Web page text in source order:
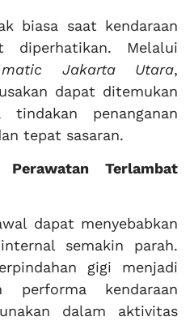
biasa saat kendaraan
diperhatikan. Melalui
Jakarta Utara,
dapat ditemukan
penanganan
tepat sasaran.
Terlambat
dapat menyebabkan
semakin parah.
gigi menjadi
kendaraan
dalam aktivitas